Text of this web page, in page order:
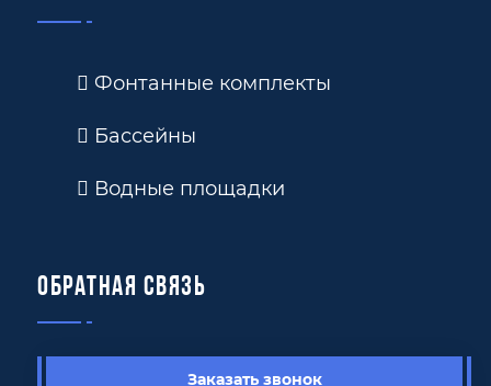
Фонтанные комплекты
Бассейны
Водные площадки
Обратная связь
Заказать звонок